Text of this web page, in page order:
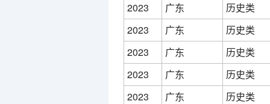
2023
广东
历史类
2023
广东
历史类
2023
广东
历史类
2023
广东
历史类
2023
广东
历史类